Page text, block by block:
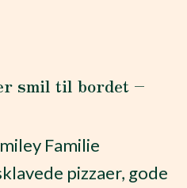
smil til bordet –
Familie
pizzaer, gode